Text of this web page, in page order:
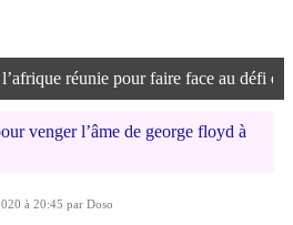
réunie pour faire face au défi
venger l’âme de george floyd à
à 20:45 par Doso